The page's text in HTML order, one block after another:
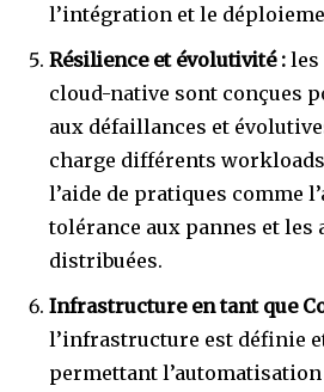
l’intégration et le
Résilience et évolutivité : les
cloud-native sont conçues
aux défaillances et
charge différents
l’aide de pratiques comme
tolérance aux pannes et les
distribuées.
Infrastructure en tant que
l’infrastructure est définie
permettant l’automatisation